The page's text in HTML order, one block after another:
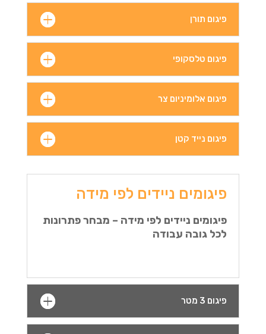
פיגום תורן
פיגום טלסקופי
פיגום אלומיניום צר
פיגום נייד קטן
פיגומים ניידים לפי מידה
פיגומים ניידים לפי מידה – מבחר פתרונות
לכל גובה עבודה
פיגום 3 מטר